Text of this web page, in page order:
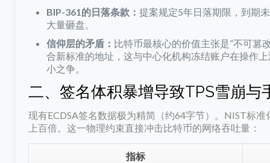
BIP-361的日落条款： 提案规定5年日落期限，到期
大量砸盘。
信仰层的矛盾： 比特币最核心的价值主张是”不可篡
合新标准的地址，这与中心化机构冻结账户在操作
小之争。
二、签名体积暴增导致TPS雪崩与
现有ECDSA签名数据极为精简（约64字节）。NIST标
上百倍。这一物理约束直接冲击比特币的网络吞吐量：
指标